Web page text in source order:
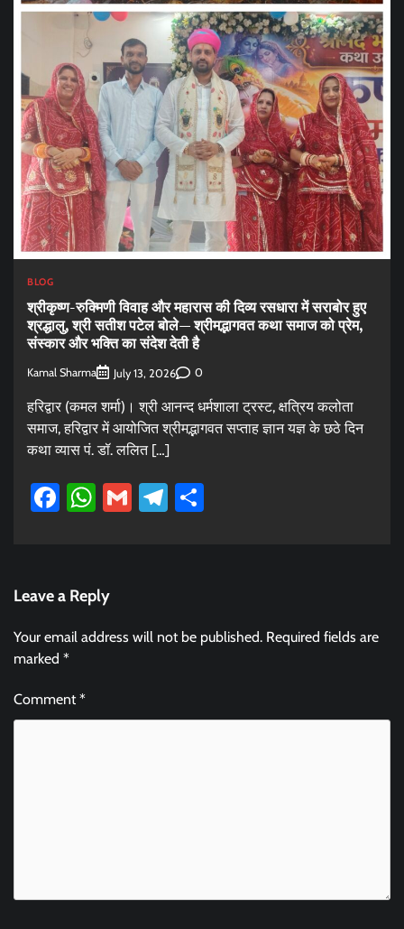
BLOG
श्रीकृष्ण-रुक्मिणी विवाह और महारास की दिव्य रसधारा में सराबोर हुए
श्रद्धालु, श्री सतीश पटेल बोले— श्रीमद्भागवत कथा समाज को प्रेम,
संस्कार और भक्ति का संदेश देती है
Kamal Sharma July 13, 2026 0
हरिद्वार (कमल शर्मा)। श्री आनन्द धर्मशाला ट्रस्ट, क्षत्रिय कलोता
समाज, हरिद्वार में आयोजित श्रीमद्भागवत सप्ताह ज्ञान यज्ञ के छठे दिन
कथा व्यास पं. डॉ. ललित […]
Facebook
WhatsApp
GmailTelegram
Leave a Reply
Your email address will not be published. Required fields are
marked *
Comment*